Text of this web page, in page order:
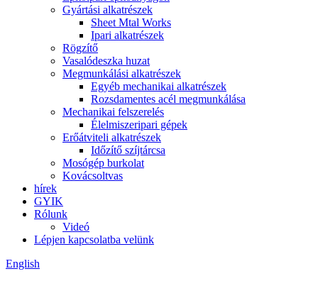
Gyártási alkatrészek
Sheet Mtal Works
Ipari alkatrészek
Rögzítő
Vasalódeszka huzat
Megmunkálási alkatrészek
Egyéb mechanikai alkatrészek
Rozsdamentes acél megmunkálása
Mechanikai felszerelés
Élelmiszeripari gépek
Erőátviteli alkatrészek
Időzítő szíjtárcsa
Mosógép burkolat
Kovácsoltvas
hírek
GYIK
Rólunk
Videó
Lépjen kapcsolatba velünk
English